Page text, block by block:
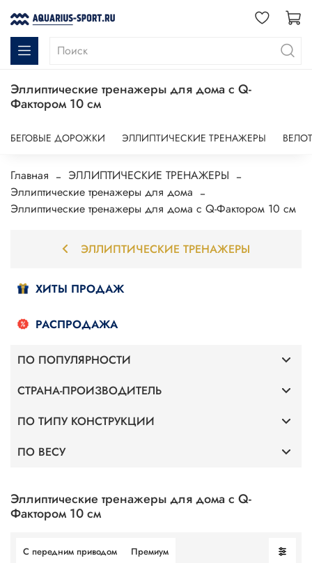
Эллиптические тренажеры для дома с Q-
Фактором 10 см
БЕГОВЫЕ ДОРОЖКИ ЭЛЛИПТИЧЕСКИЕ ТРЕНАЖЕРЫ
Главная
ЭЛЛИПТИЧЕСКИЕ ТРЕНАЖЕРЫ
Эллиптические тренажеры для дома
Эллиптические тренажеры для дома с Q-Фактором 10 см
Эллиптические тренажеры для дома с Q-
Фактором 10 см
С передним приводом Премиум
ЭЛЛИПТИЧЕСКИЕ ТРЕНАЖЕРЫ
ХИТЫ ПРОДАЖ
РАСПРОДАЖА
ПО ПОПУЛЯРНОСТИ
Премиум
С передним приводом
СТРАНА-ПРОИЗВОДИТЕЛЬ
Германия
ПО ТИПУ КОНСТРУКЦИИ
С передним приводом
ПО ВЕСУ
Для веса 130 кг
Для веса 140 кг